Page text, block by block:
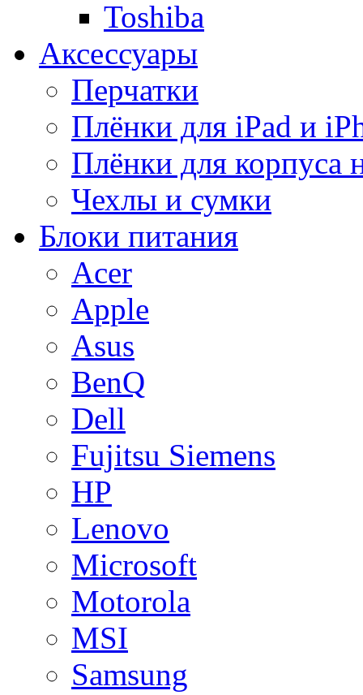
Toshiba
Аксессуары
Перчатки
Плёнки для iPad и
Плёнки для корпуса
Чехлы и сумки
Блоки питания
Acer
Apple
Asus
BenQ
Dell
Fujitsu Siemens
HP
Lenovo
Microsoft
Motorola
MSI
Samsung